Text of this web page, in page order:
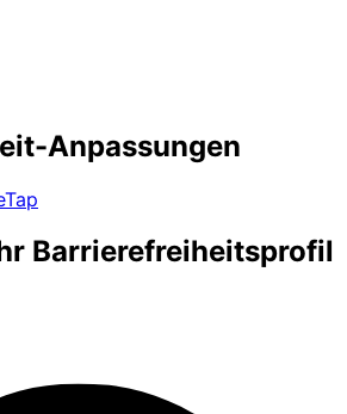
Anpassungen
Barrierefreiheitsprofil